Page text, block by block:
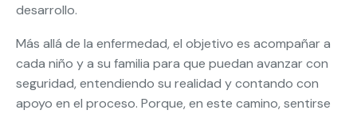
desarrollo.
Más allá de la enfermedad, el objetivo es acompañar a
cada niño y a su familia para que puedan avanzar con
seguridad, entendiendo su realidad y contando con
apoyo en el proceso. Porque, en este camino, sentirse